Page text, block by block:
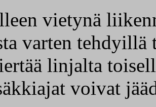
vietynä
varten
linjalta
voivat